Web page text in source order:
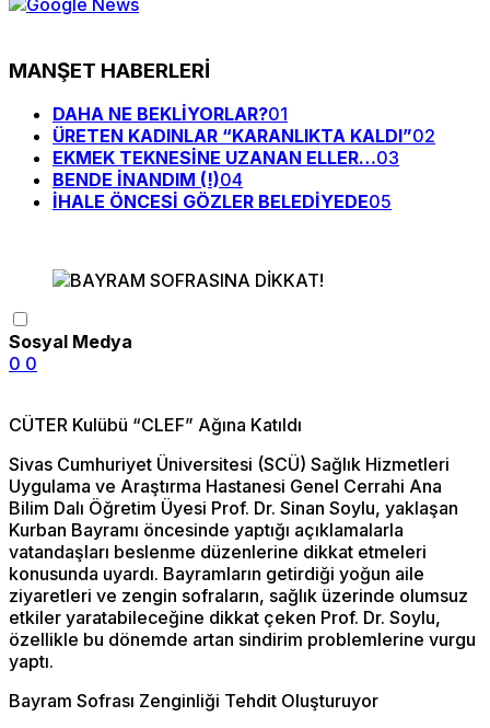
MANŞET HABERLERİ
DAHA NE BEKLİYORLAR?01
ÜRETEN KADINLAR “KARANLIKTA KALDI”02
EKMEK TEKNESİNE UZANAN ELLER…03
BENDE İNANDIM (!)04
İHALE ÖNCESİ GÖZLER BELEDİYEDE05
Sosyal Medya
0 0
CÜTER Kulübü “CLEF” Ağına Katıldı
Sivas Cumhuriyet Üniversitesi (SCÜ) Sağlık Hizmetleri
Uygulama ve Araştırma Hastanesi Genel Cerrahi Ana
Bilim Dalı Öğretim Üyesi Prof. Dr. Sinan Soylu, yaklaşan
Kurban Bayramı öncesinde yaptığı açıklamalarla
vatandaşları beslenme düzenlerine dikkat etmeleri
konusunda uyardı. Bayramların getirdiği yoğun aile
ziyaretleri ve zengin sofraların, sağlık üzerinde olumsuz
etkiler yaratabileceğine dikkat çeken Prof. Dr. Soylu,
özellikle bu dönemde artan sindirim problemlerine vurgu
yaptı.
Bayram Sofrası Zenginliği Tehdit Oluşturuyor